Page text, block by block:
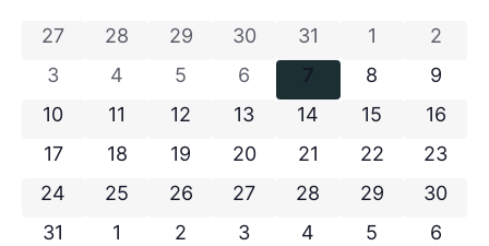
de
de
Évènements
0 évènements
27 0 évènements
28 0 évènements
29 0 évènements
30 0 évènements
31 0
1 0
2
0 évènements
3 0 évènements
4 0 évènements
5 0 évènements
6 0 évènements
7 0
8 0
9
0 évènements
10 0 évènements
11 0 évènements
12 0 évènements
13 0 évènements
14 0
15 0
16
0 évènements
17 0 évènements
18 0 évènements
19 0 évènements
20 0 évènements
21 0 évènements
22 0
23
0 évènements
24 0 évènements
25 0 évènements
26 0 évènements
27 0 évènements
28 0 évènements
29 0
30
0 évènements
31 0 évènements
1 0 évènements
2 0 évènements
3 0 évènements
4 0
5 0
6